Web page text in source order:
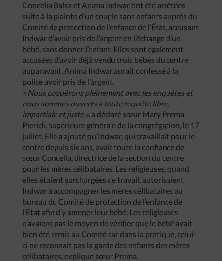
Concelia Balsa et Anima Indwar ont été arrêtées
suite à la plainte d’un couple sans enfants auprès du
Comité de protection de l’enfance de l’État, accusant
Indwar d’avoir pris de l’argent en l’échange d’un
bébé, sans donner l’enfant. Elles sont également
accusées d’avoir déjà vendu trois bébés du centre
auparavant. Anima Indwar aurait confessé à la
police avoir pris de l’argent.
« Nous coopérons pleinement avec les enquêtes et
nous sommes ouverts à toute requête libre,
impartiale et juste », a déclaré sœur Mary Prema
Pierick, supérieure générale de la congrégation, le 17
juillet. Elle a ajouté qu’Indwar, qui travaillait pour le
centre depuis six ans, avait toute la confiance de
sœur Concelia, directrice de la section du centre
pour les mères célibataires. Les religieuses, quand
elles étaient surchargées de travail, autorisaient
Indwar à accompagner les mères célibataires au
bureau du Comité de protection de l’enfance de
l’État afin d’y amener leur bébé. Les religieuses
n’avaient pas le moyen de vérifier que le bébé avait
bien été remis au Comité car dans la pratique, celui-
ci ne reconnaît pas la garde des enfants des mères
célibataires, explique sœur Prema.